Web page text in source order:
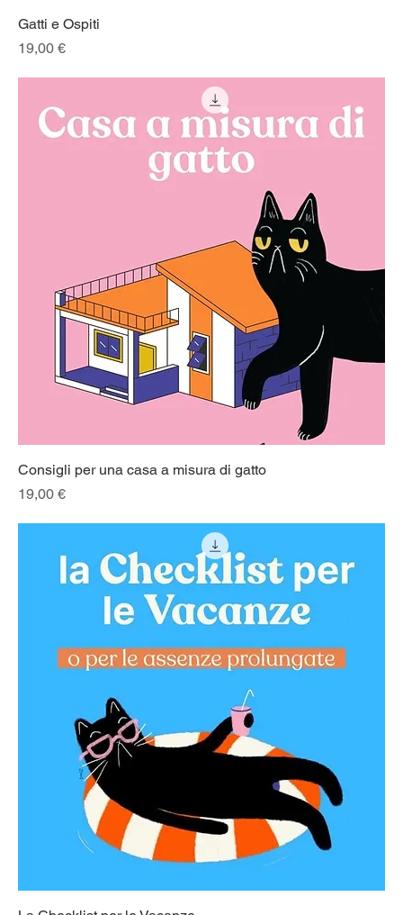
Gatti e Ospiti
Prezzo
19,00 €
Consigli per una casa a misura di gatto
Prezzo
19,00 €